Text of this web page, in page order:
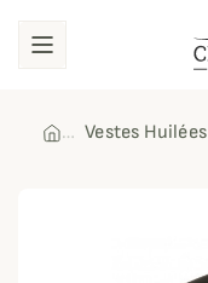
Vestes Huilées